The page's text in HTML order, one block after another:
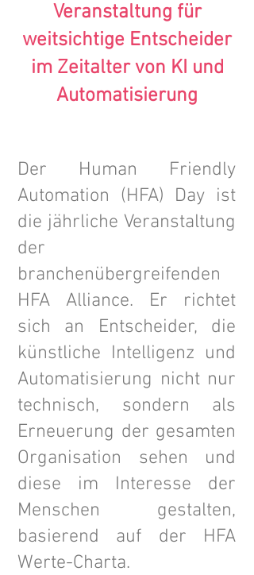
Veranstaltung für
weitsichtige Entscheider
im Zeitalter von KI und
Automatisierung
Der Human Friendly
Automation (HFA) Day ist
die jährliche Veranstaltung
der
branchenübergreifenden
HFA Alliance. Er richtet
sich an Entscheider, die
künstliche Intelligenz und
Automatisierung nicht nur
technisch, sondern als
Erneuerung der gesamten
Organisation sehen und
diese im Interesse der
Menschen gestalten,
basierend auf der HFA
Werte-Charta.